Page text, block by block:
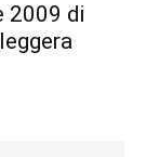
2009 di